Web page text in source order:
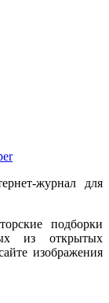
журнал для
подборки
из открытых
изображения